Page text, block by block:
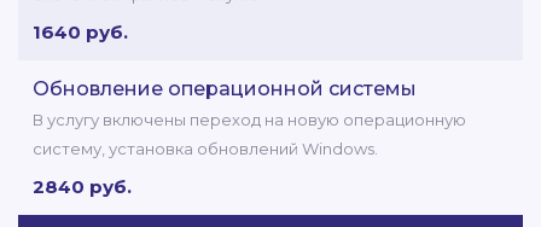
1640 руб.
Обновление операционной системы
В услугу включены переход на новую операционную
систему, установка обновлений Windows.
2840 руб.